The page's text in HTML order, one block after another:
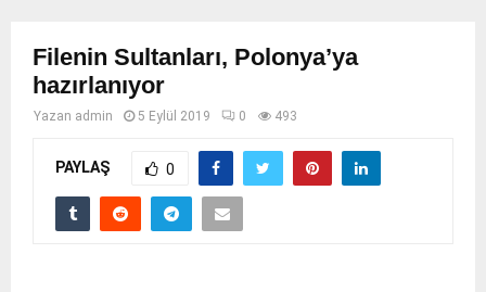
Filenin Sultanları, Polonya’ya
hazırlanıyor
Yazan admin 5 Eylül 2019 0 493
PAYLAŞ 0